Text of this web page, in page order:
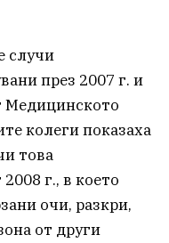
случи
през 2007 г. и
Медицинското
колеги показаха
това
г., в което
очи, разкри,
от други